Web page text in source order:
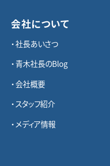
会社について
社長あいさつ
青木社長のBlog
会社概要
スタッフ紹介
メディア情報